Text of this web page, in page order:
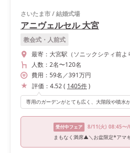
さいたま市/結婚式場
アニヴェルセル 大宮
教会式・人前式
最寄： 大宮駅（ソニックシティ前よ
人数： 2名〜120名
費用： 59名 ／391万円
評価： 4.52( 1405件)
受付中フェア 8/11(火) 08:45〜/